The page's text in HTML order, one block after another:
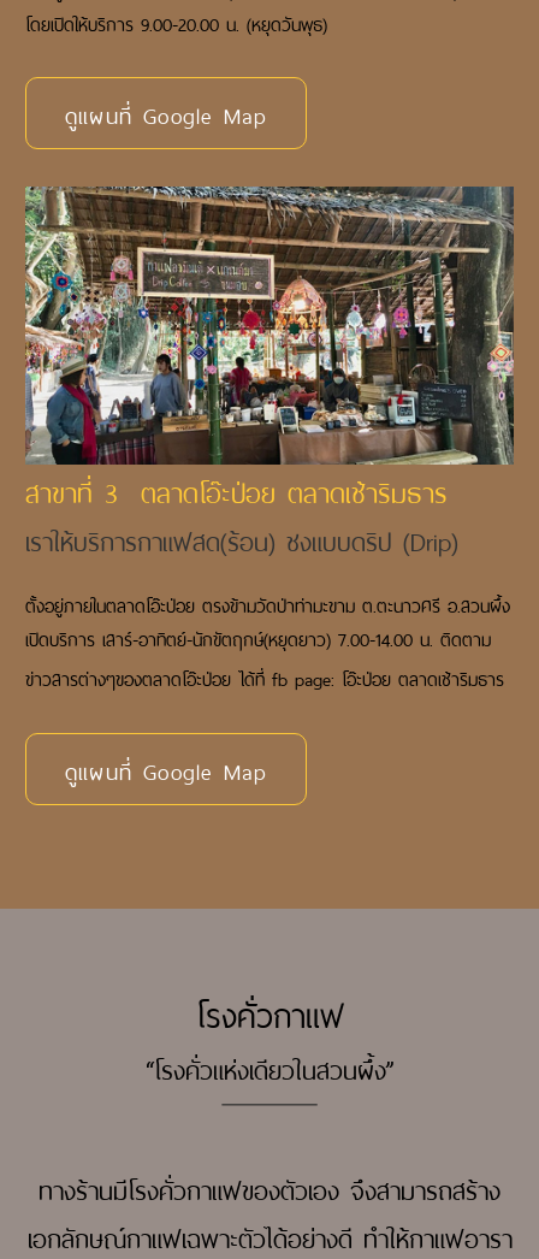
โดยเปิดให้บริการ 9.00-20.00 น. (หยุดวันพุธ)
ดูแผนที่ Google Map
สาขาที่ 3 ตลาดโอ๊ะป่อย ตลาดเช้าริมธาร
เราให้บริการกาแฟสด(ร้อน) ชงแบบดริป (Drip)
ตั้งอยู่ภายในตลาดโอ๊ะป่อย ตรงข้ามวัดป่าท่ามะขาม ต.ตะนาวศรี อ.สวนผึ้ง
เปิดบริการ เสาร์-อาทิตย์-นักขัตฤกษ์(หยุดยาว) 7.00-14.00 น. ติดตาม
ข่าวสารต่างๆของตลาดโอ๊ะป่อย ได้ที่ fb page: โอ๊ะป่อย ตลาดเช้าริมธาร
ดูแผนที่ Google Map
โรงคั่วกาแฟ
“โรงคั่วแห่งเดียวในสวนผึ้ง”
ทางร้านมีโรงคั่วกาแฟของตัวเอง จึงสามารถสร้าง
เอกลักษณ์กาแฟเฉพาะตัวได้อย่างดี ทำให้กาแฟอารา